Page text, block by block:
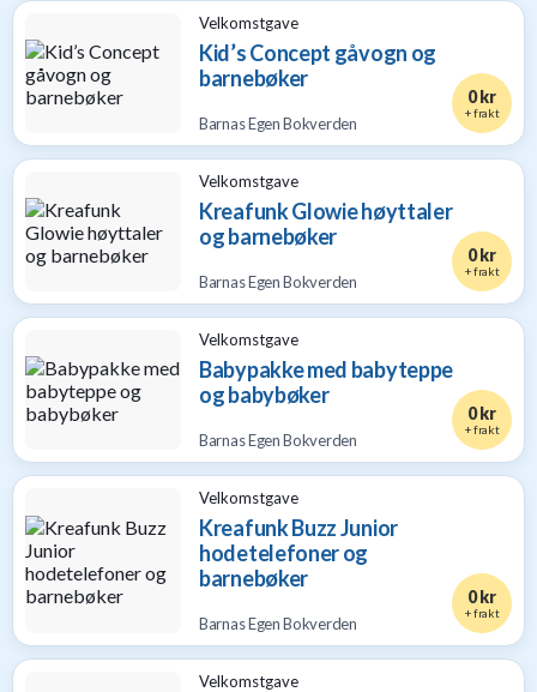
Velkomstgave
Kid’s Concept gåvogn og
barnebøker
Barnas Egen Bokverden
0 kr
+ frakt
Velkomstgave
Kreafunk Glowie høyttaler
og barnebøker
Barnas Egen Bokverden
0 kr
+ frakt
Velkomstgave
Babypakke med babyteppe
og babybøker
Barnas Egen Bokverden
0 kr
+ frakt
Velkomstgave
Kreafunk Buzz Junior
hodetelefoner og
barnebøker
Barnas Egen Bokverden
0 kr
+ frakt
Velkomstgave